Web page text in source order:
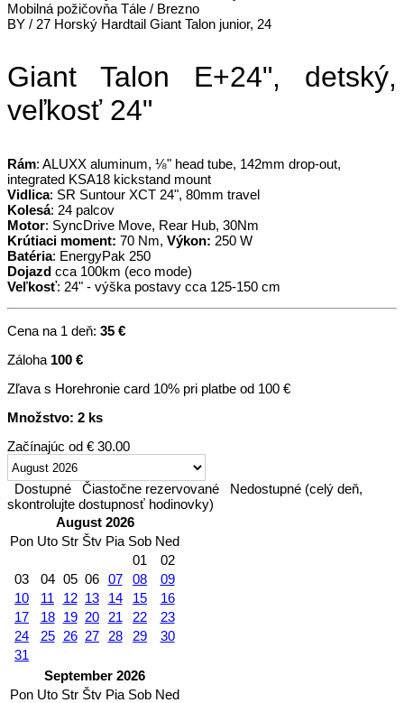
Mobilná požičovňa Tále / Brezno
BY / 27 Horský Hardtail Giant Talon junior, 24
Giant Talon E+24", detský,
veľkosť 24"
Rám: ALUXX aluminum, ⅛" head tube, 142mm drop-out,
integrated KSA18 kickstand mount
Vidlica: SR Suntour XCT 24", 80mm travel
Kolesá: 24 palcov
Motor: SyncDrive Move, Rear Hub, 30Nm
Krútiaci moment: 70 Nm, Výkon: 250 W
Batéria: EnergyPak 250
Dojazd cca 100km (eco mode)
Veľkosť: 24" - výška postavy cca 125-150 cm
Cena na 1 deň: 35 €
Záloha 100 €
Zľava s Horehronie card 10% pri platbe od 100 €
Množstvo: 2 ks
Začínajúc od € 30.00
Dostupné Čiastočne rezervované
Nedostupné (celý deň,
skontrolujte dostupnosť hodinovky)
August 2026
Pon Uto Str Štv Pia Sob Ned
01
02
03
04 05 06 07 08
09
10
11 12 13 14 15
16
17
18 19 20 21 22
23
24
25 26 27 28 29
30
31
September 2026
Pon Uto Str Štv Pia Sob Ned